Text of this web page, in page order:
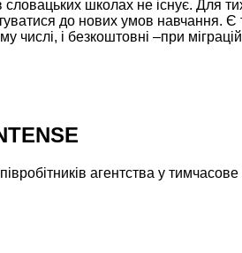
школах не існує. Для
до нових умов навчання.
числі, і безкоштовні –при
агентства у